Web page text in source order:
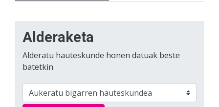
Alderaketa
Alderatu hauteskunde honen datuak beste
batetkin